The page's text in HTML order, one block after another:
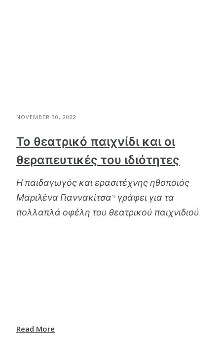
NOVEMBER 30, 2022
Το θεατρικό παιχνίδι και οι
θεραπευτικές του ιδιότητες
Η παιδαγωγός και ερασιτέχνης ηθοποιός
Μαριλένα Γιαννακίτσα* γράφει για τα
πολλαπλά οφέλη του θεατρικού παιχνιδιού.
Read More